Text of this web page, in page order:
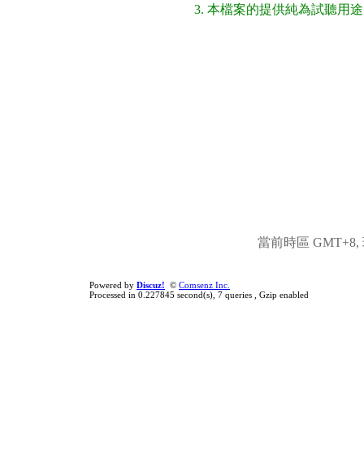
3. 本檔案的提供純為試聽用
當前時區 GMT+8,
Powered by Discuz! © Comsenz Inc.
Processed in 0.227845 second(s), 7 queries , Gzip enabled